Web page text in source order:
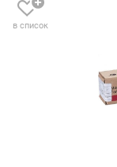
в список